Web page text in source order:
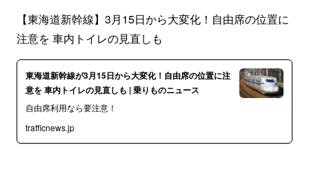
【東海道新幹線】3月15日から大変化！自由席の位置に
注意を 車内トイレの見直しも
東海道新幹線が3月15日から大変化！自由席の位置に注
意を 車内トイレの見直しも | 乗りものニュース
自由席利用なら要注意！
trafficnews.jp